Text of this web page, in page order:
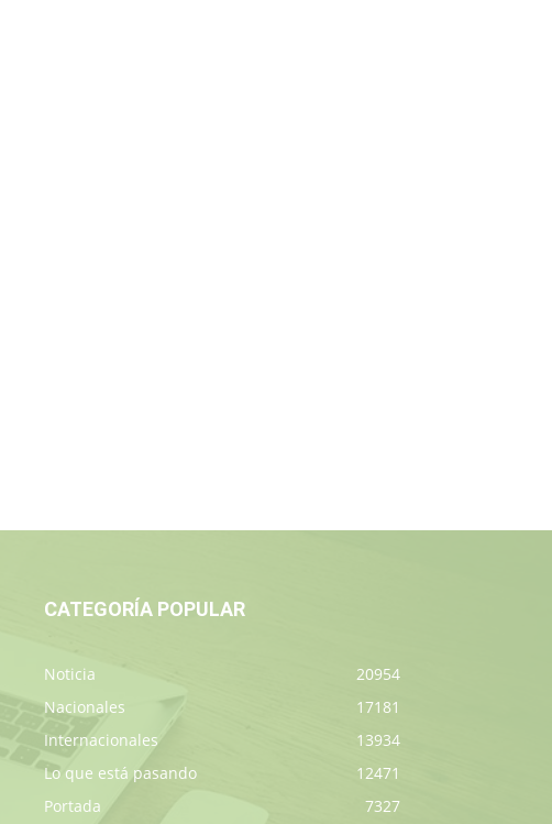
CATEGORÍA POPULAR
Noticia
20954
Nacionales
17181
Internacionales
13934
Lo que está pasando
12471
Portada
7327